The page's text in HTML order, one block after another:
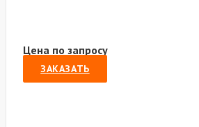
Цена по запросу
ЗАКАЗАТЬ